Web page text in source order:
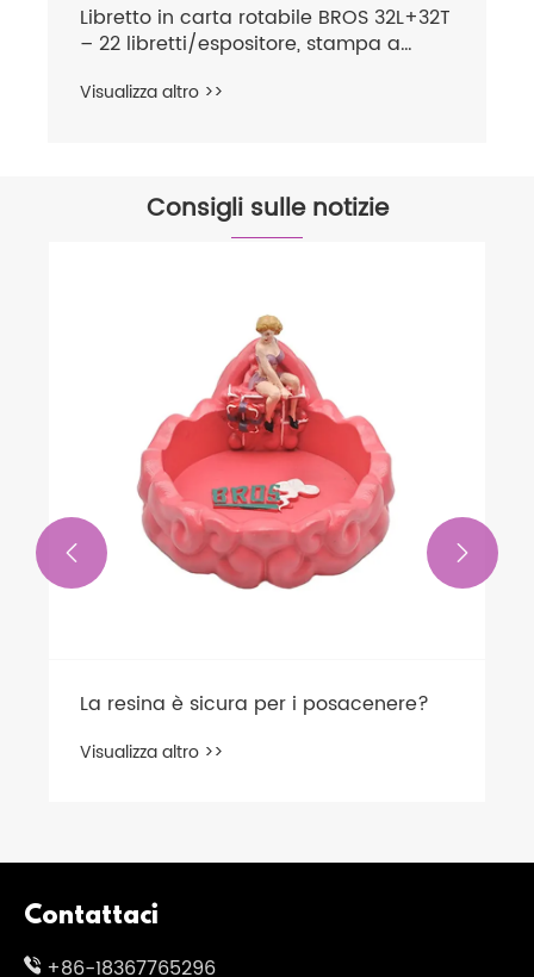
Libretto in carta rotabile BROS 32L+32T
– 22 libretti/espositore, stampa a
Visualizza altro >>
Consigli sulle notizie
La resina è sicura per i posacenere?
Visualizza altro >>
 
Contattaci
+86-18367765296